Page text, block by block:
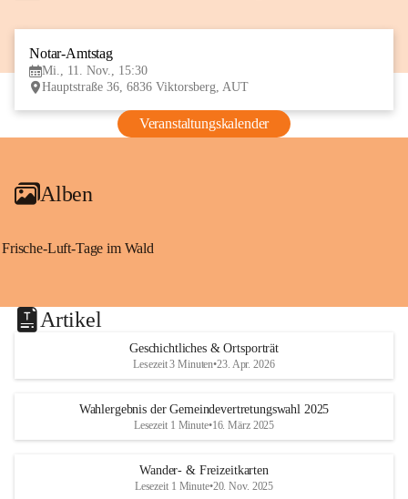
Notar-Amtstag
Mi., 11. Nov., 15:30
Hauptstraße 36, 6836 Viktorsberg, AUT
Veranstaltungskalender
Alben
Frische-Luft-Tage im Wald
Artikel
Geschichtliches & Ortsporträt
Lesezeit 3 Minuten•23. Apr. 2026
Wahlergebnis der Gemeindevertretungswahl 2025
Lesezeit 1 Minute•16. März 2025
Wander- & Freizeitkarten
Lesezeit 1 Minute•20. Nov. 2025